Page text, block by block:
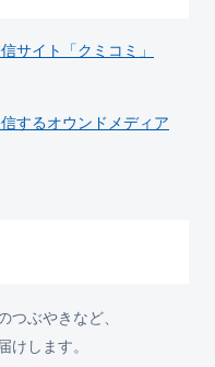
サイト「クミコミ」
するオウンドメディア
つぶやきなど、
けします。